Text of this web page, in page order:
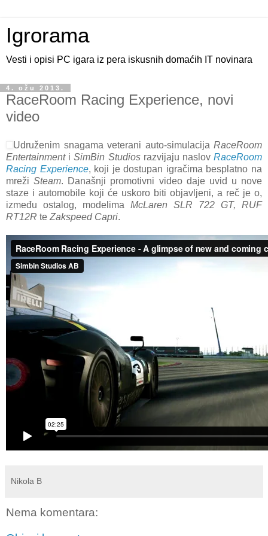
Igrorama
Vesti i opisi PC igara iz pera iskusnih domaćih IT novinara
4. ožu 2013.
RaceRoom Racing Experience, novi
video
Udruženim snagama veterani auto-simulacija RaceRoom
EntertainmentiSimBin Studiosrazvijaju naslovRaceRoom
Racing Experience, koji je dostupan igračima besplatno na
mrežiSteam. Današnji promotivni video daje uvid u nove
staze i automobile koji će uskoro biti objavljeni, a reč je o,
između ostalog, modelima McLaren SLR 722 GT, RUF
RT12R te Zakspeed Capri.
Nikola B
Nema komentara: